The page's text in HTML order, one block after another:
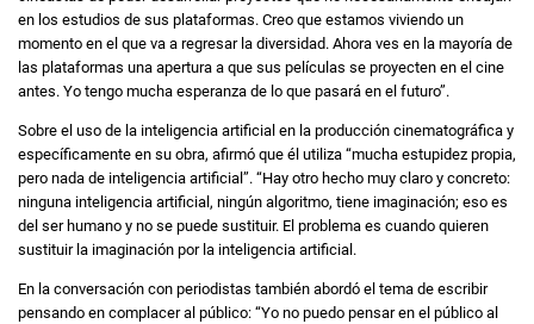
en los estudios de sus plataformas. Creo que estamos viviendo un
momento en el que va a regresar la diversidad. Ahora ves en la mayoría de
las plataformas una apertura a que sus películas se proyecten en el cine
antes. Yo tengo mucha esperanza de lo que pasará en el futuro”.
Sobre el uso de la inteligencia artificial en la producción cinematográfica y
específicamente en su obra, afirmó que él utiliza “mucha estupidez propia,
pero nada de inteligencia artificial”. “Hay otro hecho muy claro y concreto:
ninguna inteligencia artificial, ningún algoritmo, tiene imaginación; eso es
del ser humano y no se puede sustituir. El problema es cuando quieren
sustituir la imaginación por la inteligencia artificial.
En la conversación con periodistas también abordó el tema de escribir
pensando en complacer al público: “Yo no puedo pensar en el público al